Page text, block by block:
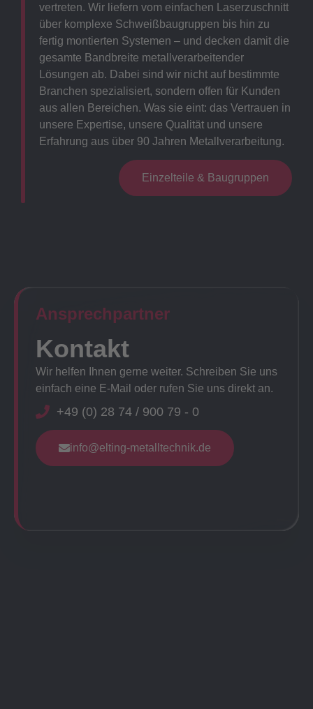
vertreten. Wir liefern vom einfachen Laserzuschnitt
über komplexe Schweißbaugruppen bis hin zu
fertig montierten Systemen – und decken damit die
gesamte Bandbreite metallverarbeitender
Lösungen ab. Dabei sind wir nicht auf bestimmte
Branchen spezialisiert, sondern offen für Kunden
aus allen Bereichen. Was sie eint: das Vertrauen in
unsere Expertise, unsere Qualität und unsere
Erfahrung aus über 90 Jahren Metallverarbeitung.
Einzelteile & Baugruppen
Ansprechpartner​
Kontakt
Wir helfen Ihnen gerne weiter. Schreiben Sie uns
einfach eine E-Mail oder rufen Sie uns direkt an.
+49 (0) 28 74 / 900 79 - 0
info@elting-metalltechnik.de